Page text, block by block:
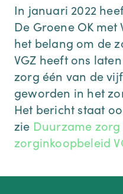
In januari 2022
De Groene OK met
het belang om de
VGZ heeft ons
zorg één van de
geworden in het
Het bericht staat
zie Duurzame
zorginkoopbeleid